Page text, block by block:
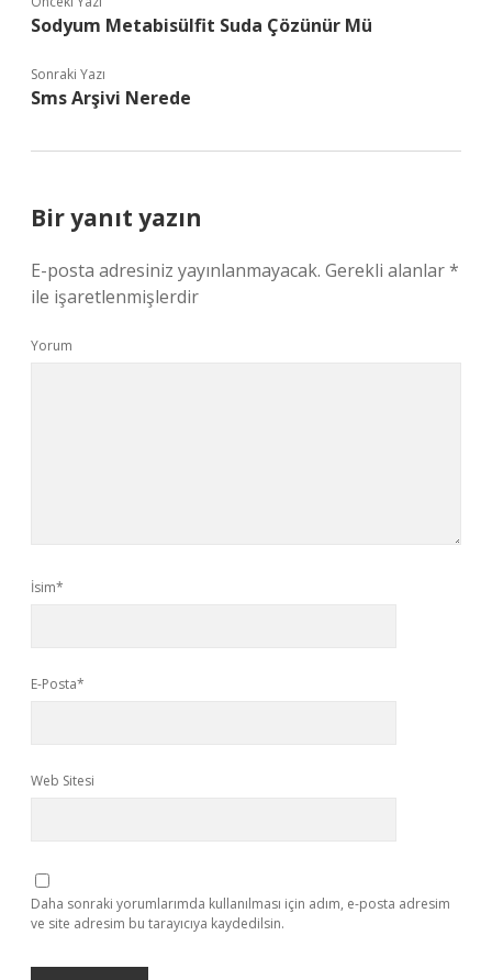
Sodyum Metabisülfit Suda Çözünür Mü
Sonraki Yazı
Sms Arşivi Nerede
Bir yanıt yazın
E-posta adresiniz yayınlanmayacak. Gerekli alanlar*
ile işaretlenmişlerdir
Yorum
İsim*
E-Posta*
Web Sitesi
Daha sonraki yorumlarımda kullanılması için adım, e-posta adresim
ve site adresim bu tarayıcıya kaydedilsin.